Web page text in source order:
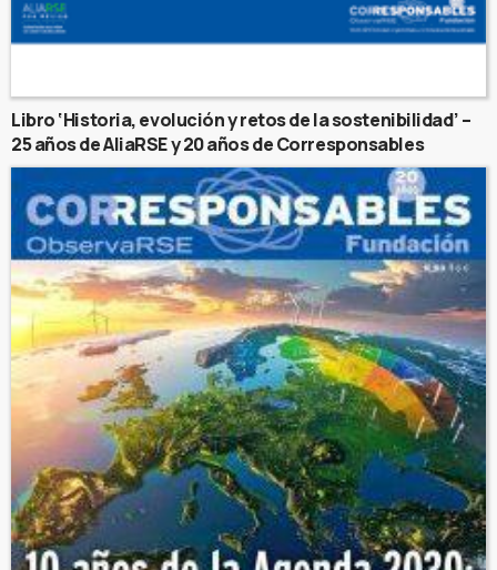
Libro ‘Historia, evolución y retos de la sostenibilidad’ –
25 años de AliaRSE y 20 años de Corresponsables